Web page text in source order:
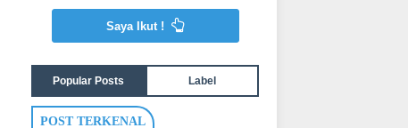
Saya Ikut !
Popular Posts Label
POST TERKENAL